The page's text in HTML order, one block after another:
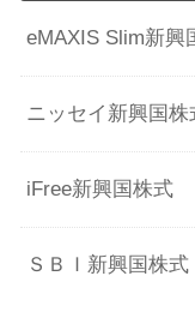
eMAXIS Slim新興
ニッセイ新興国株
iFree新興国株式
ＳＢＩ新興国株式